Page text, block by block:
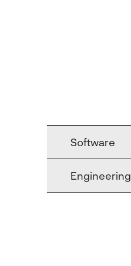
Software
Engineering